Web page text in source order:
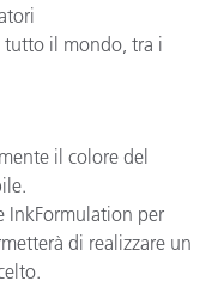
tutto il mondo, tra i
il colore del
InkFormulation per
di realizzare un